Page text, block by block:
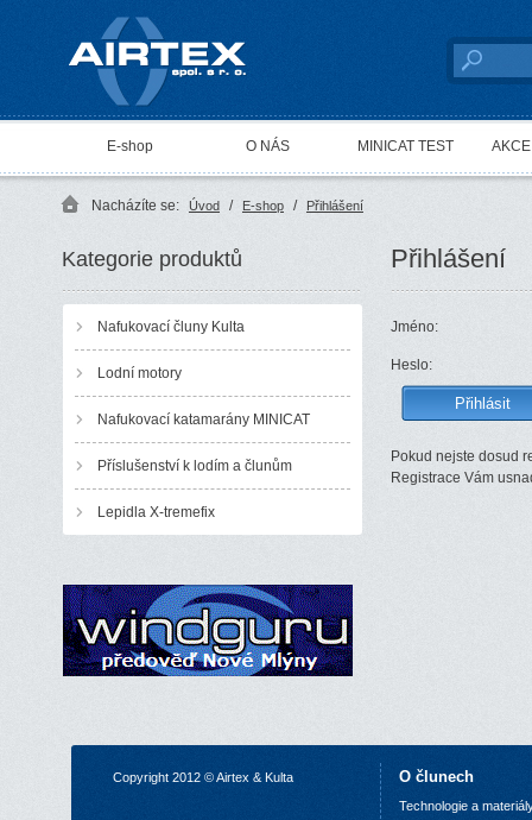
AIRTEX spol. s r. o.
E-shop O NÁS MINICAT TEST
Nacházíte se: Úvod / E-shop / Přihlášení
Kategorie produktů
Nafukovací čluny Kulta
Lodní motory
Nafukovací katamarány MINICAT
Příslušenství k lodím a člunům
Lepidla X-tremefix
Přihlášení
Jméno:
Heslo:
Pokud nejste dosud
Registrace Vám
Copyright 2012 © Airtex & Kulta O člunech
Technologie a